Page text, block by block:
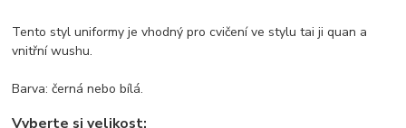
Tento styl uniformy je vhodný pro cvičení ve stylu tai ji quan a
vnitřní wushu.
Barva: černá nebo bílá.
Vyberte si velikost: